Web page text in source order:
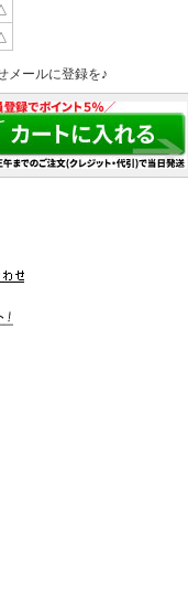
メールに登録を♪